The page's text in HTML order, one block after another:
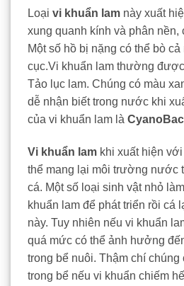
Loại vi khuẩn lam này xuất
xung quanh kính và phân nền,
Một số hồ bị nặng có thể bò
cục.Vi khuẩn lam thường
Tảo lục lam. Chúng có màu
dễ nhận biết trong nước khi
của vi khuẩn lam là
Vi khuẩn lam khi xuất hiện
thể mang lại môi trường nước
cá. Một số loại sinh vật nhỏ
khuẩn lam để phát triển rồi cá
này. Tuy nhiên nếu vi khuẩn
quá mức có thể ảnh hưởng
trong bể nuôi. Thậm chí chúng
trong bể nếu vi khuẩn chiếm